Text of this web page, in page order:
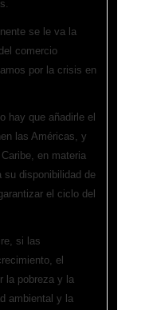
se le va la
comercio
por la crisis en
hay que añadirle el
las Américas, y
en materia
su disponibilidad de
el ciclo del
si las
el
la pobreza y la
ambiental y la